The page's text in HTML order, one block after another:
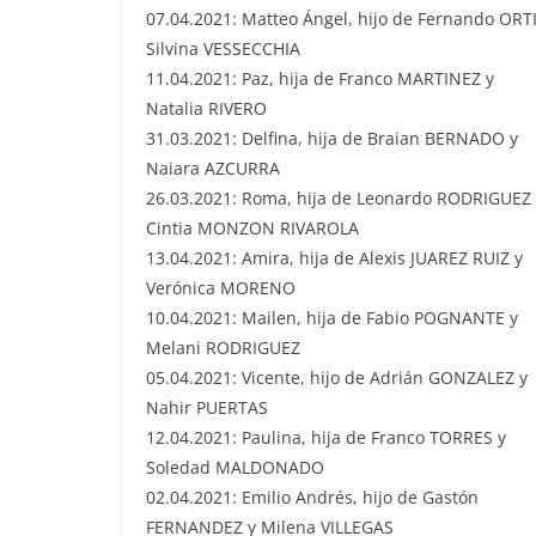
07.04.2021: Matteo Ángel, hijo de Fernando
Silvina VESSECCHIA
11.04.2021: Paz, hija de Franco MARTINEZ y
Natalia RIVERO
31.03.2021: Delfina, hija de Braian BERNADO y
Naiara AZCURRA
26.03.2021: Roma, hija de Leonardo RODRIGUEZ
Cintia MONZON RIVAROLA
13.04.2021: Amira, hija de Alexis JUAREZ RUIZ y
Verónica MORENO
10.04.2021: Mailen, hija de Fabio POGNANTE y
Melani RODRIGUEZ
05.04.2021: Vicente, hijo de Adrián GONZALEZ y
Nahir PUERTAS
12.04.2021: Paulina, hija de Franco TORRES y
Soledad MALDONADO
02.04.2021: Emilio Andrés, hijo de Gastón
FERNANDEZ y Milena VILLEGAS